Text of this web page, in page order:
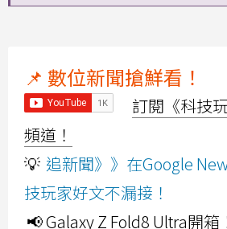
📌 數位新聞搶鮮看！
訂閱《科技
頻道！
💡 追新聞》》在Google
技玩家好文不漏接！
📢 Galaxy Z Fold8 Ultra開